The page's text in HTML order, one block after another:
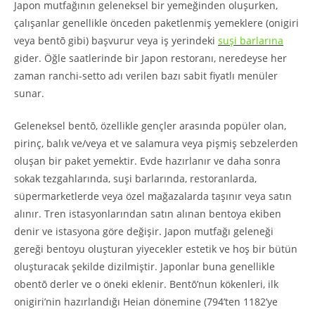
Japon mutfağının geleneksel bir yemeğinden oluşurken,
çalışanlar genellikle önceden paketlenmiş yemeklere (onigiri
veya bentō gibi) başvurur veya iş yerindeki suşi barlarına
gider. Öğle saatlerinde bir Japon restoranı, neredeyse her
zaman ranchi-setto adı verilen bazı sabit fiyatlı menüler
sunar.
Geleneksel bentō, özellikle gençler arasında popüler olan,
pirinç, balık ve/veya et ve salamura veya pişmiş sebzelerden
oluşan bir paket yemektir. Evde hazırlanır ve daha sonra
sokak tezgahlarında, suşi barlarında, restoranlarda,
süpermarketlerde veya özel mağazalarda taşınır veya satın
alınır. Tren istasyonlarından satın alınan bentoya ekiben
denir ve istasyona göre değişir. Japon mutfağı geleneği
gereği bentoyu oluşturan yiyecekler estetik ve hoş bir bütün
oluşturacak şekilde dizilmiştir. Japonlar buna genellikle
obentō derler ve o öneki eklenir. Bentō’nun kökenleri, ilk
onigiri’nin hazırlandığı Heian dönemine (794’ten 1182’ye